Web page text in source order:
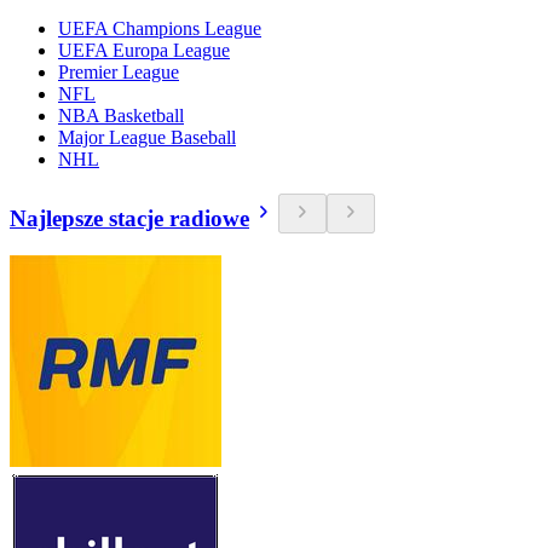
UEFA Champions League
UEFA Europa League
Premier League
NFL
NBA Basketball
Major League Baseball
NHL
Najlepsze stacje radiowe